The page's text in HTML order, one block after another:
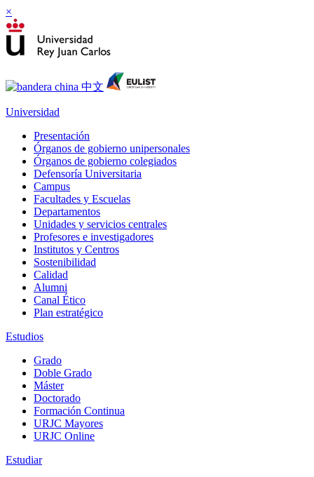
×
Universidad
Presentación
Órganos de gobierno unipersonales
Órganos de gobierno colegiados
Defensoría Universitaria
Campus
Facultades y Escuelas
Departamentos
Unidades y servicios centrales
Profesores e investigadores
Institutos y Centros
Sostenibilidad
Calidad
Alumni
Canal Ético
Plan estratégico
Estudios
Grado
Doble Grado
Máster
Doctorado
Formación Continua
URJC Mayores
URJC Online
Estudiar